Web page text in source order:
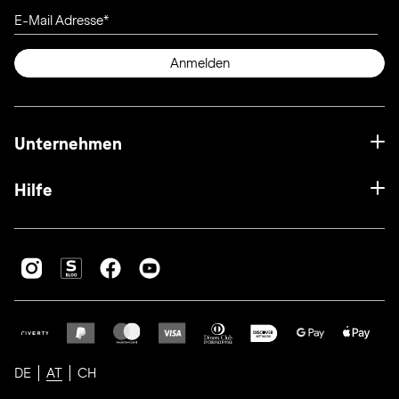
E-Mail Adresse
Anmelden
Unternehmen
Hilfe
DE AT CH